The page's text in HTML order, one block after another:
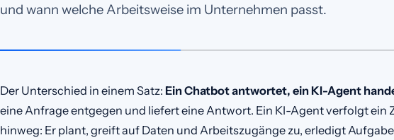
und wann welche Arbeitsweise im Unternehmen passt.
Der Unterschied in einem Satz: Ein Chatbot antwortet, ein KI-Agent
eine Anfrage entgegen und liefert eine Antwort. Ein KI-Agent verfolgt ein
hinweg: Er plant, greift auf Daten und Arbeitszugänge zu, erledigt